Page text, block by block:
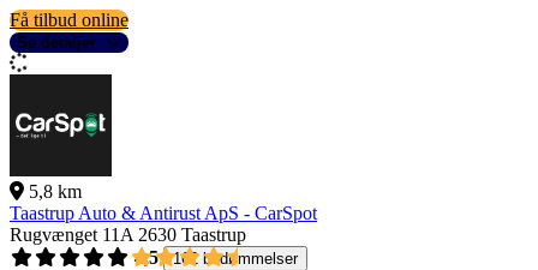
Få tilbud online
Se detaljer
5,8 km
Taastrup Auto & Antirust ApS - CarSpot
Rugvænget 11A 2630 Taastrup
4,5
162 bedømmelser